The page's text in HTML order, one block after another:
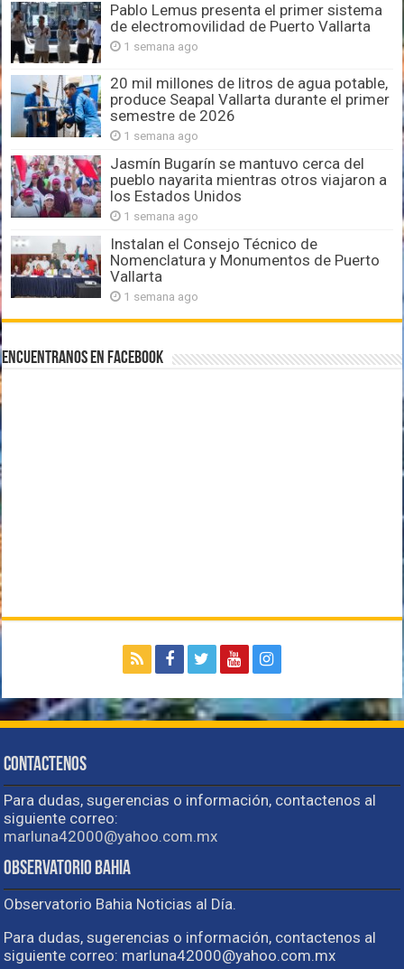
Pablo Lemus presenta el primer sistema
de electromovilidad de Puerto Vallarta
1 semana ago
20 mil millones de litros de agua potable,
produce Seapal Vallarta durante el primer
semestre de 2026
1 semana ago
Jasmín Bugarín se mantuvo cerca del
pueblo nayarita mientras otros viajaron a
los Estados Unidos
1 semana ago
Instalan el Consejo Técnico de
Nomenclatura y Monumentos de Puerto
Vallarta
1 semana ago
Encuentranos en Facebook
Contactenos
Para dudas, sugerencias o información, contactenos al
siguiente correo:
marluna42000@yahoo.com.mx
Observatorio Bahia
Observatorio Bahia Noticias al Día.
Para dudas, sugerencias o información, contactenos al
siguiente correo: marluna42000@yahoo.com.mx